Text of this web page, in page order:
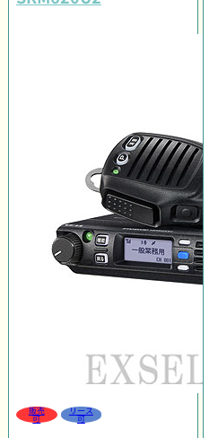
販売
可
リース
可